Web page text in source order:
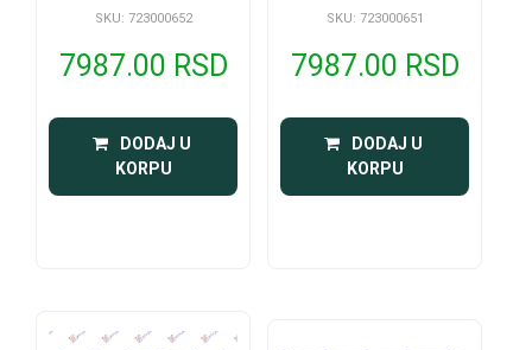
SKU: 723000652
7987.00 RSD
DODAJ U
KORPU
SKU: 723000651
7987.00 RSD
DODAJ U
KORPU